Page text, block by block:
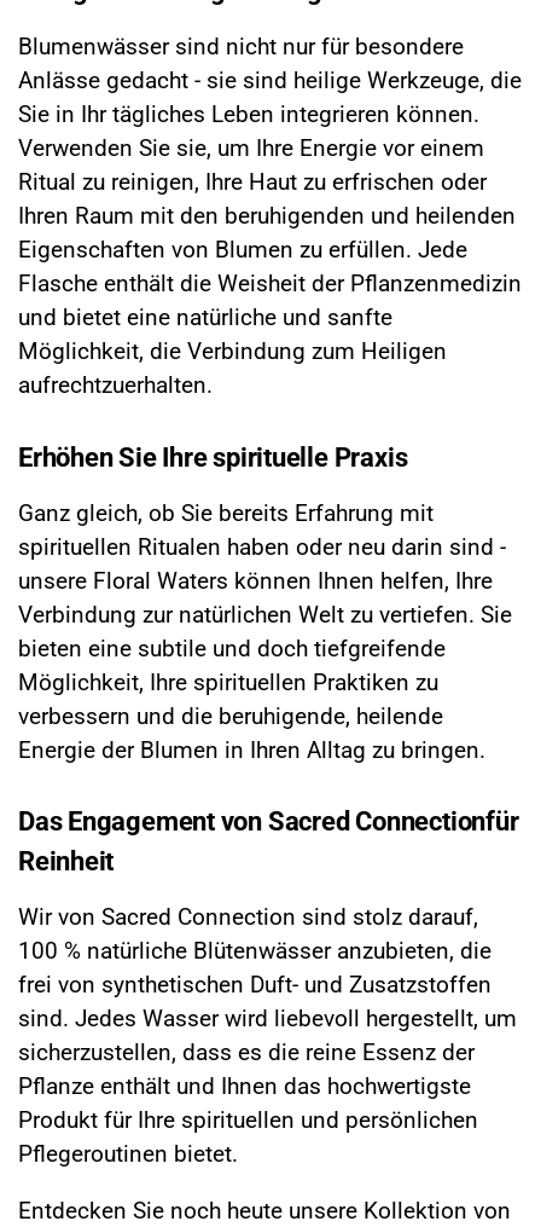
Blumenwässer sind nicht nur für besondere
Anlässe gedacht - sie sind heilige Werkzeuge, die
Sie in Ihr tägliches Leben integrieren können.
Verwenden Sie sie, um Ihre Energie vor einem
Ritual zu reinigen, Ihre Haut zu erfrischen oder
Ihren Raum mit den beruhigenden und heilenden
Eigenschaften von Blumen zu erfüllen. Jede
Flasche enthält die Weisheit der Pflanzenmedizin
und bietet eine natürliche und sanfte
Möglichkeit, die Verbindung zum Heiligen
aufrechtzuerhalten.
Erhöhen Sie Ihre spirituelle Praxis
Ganz gleich, ob Sie bereits Erfahrung mit
spirituellen Ritualen haben oder neu darin sind -
unsere Floral Waters können Ihnen helfen, Ihre
Verbindung zur natürlichen Welt zu vertiefen. Sie
bieten eine subtile und doch tiefgreifende
Möglichkeit, Ihre spirituellen Praktiken zu
verbessern und die beruhigende, heilende
Energie der Blumen in Ihren Alltag zu bringen.
Das Engagement von Sacred Connectionfür
Reinheit
Wir von Sacred Connection sind stolz darauf,
100 % natürliche Blütenwässer anzubieten, die
frei von synthetischen Duft- und Zusatzstoffen
sind. Jedes Wasser wird liebevoll hergestellt, um
sicherzustellen, dass es die reine Essenz der
Pflanze enthält und Ihnen das hochwertigste
Produkt für Ihre spirituellen und persönlichen
Pflegeroutinen bietet.
Entdecken Sie noch heute unsere Kollektion von